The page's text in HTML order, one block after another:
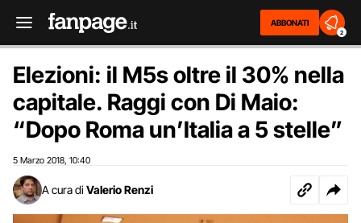
ABBONATI
2
Elezioni: il M5s oltre il 30% nella
capitale. Raggi con Di Maio:
“Dopo Roma un’Italia a 5 stelle”
5 Marzo 2018 10:40
A cura di Valerio Renzi